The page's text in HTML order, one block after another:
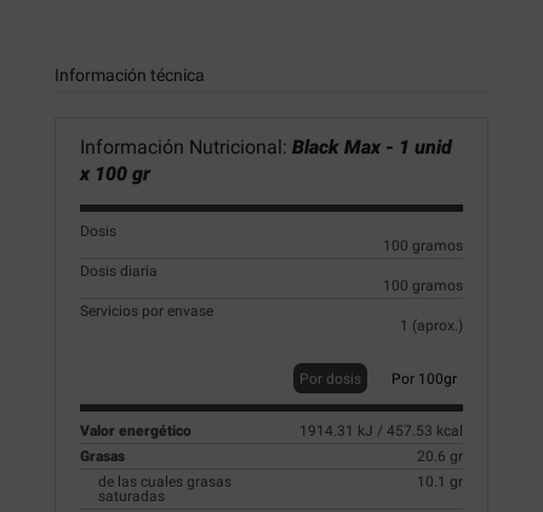
Información técnica
Información Nutricional: Black Max - 1 unid
x 100 gr
Dosis
100 gramos
Dosis diaria
100 gramos
Servicios por envase
1 (aprox.)
Por dosis Por 100gr
Valor energético
1914.31 kJ / 457.53 kcal
Grasas
20.6 gr
de las cuales grasas
saturadas
10.1 gr